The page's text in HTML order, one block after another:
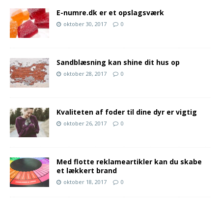
E-numre.dk er et opslagsværk
oktober 30, 2017 0
Sandblæsning kan shine dit hus op
oktober 28, 2017 0
Kvaliteten af foder til dine dyr er vigtig
oktober 26, 2017 0
Med flotte reklameartikler kan du skabe
et lækkert brand
oktober 18, 2017 0